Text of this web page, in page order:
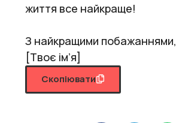
життя все найкраще!
З найкращими побажаннями,
[Твоє ім’я]
Скопіювати